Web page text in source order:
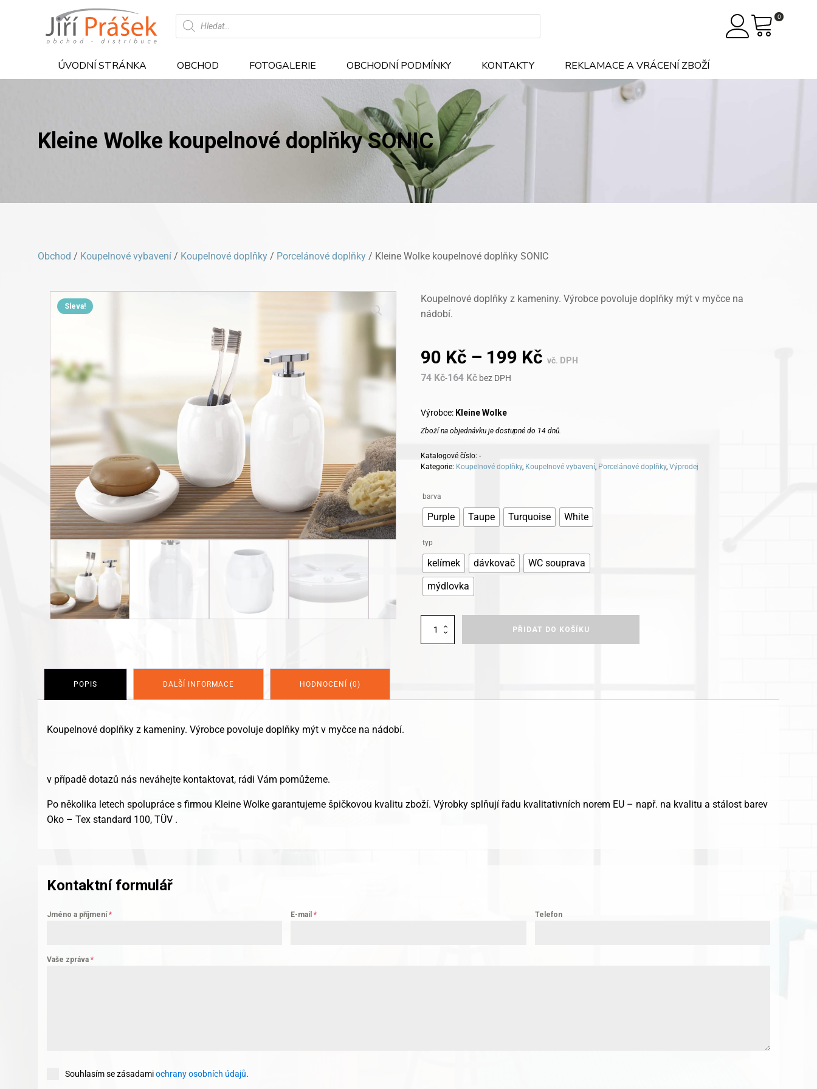
Products
search
0
ÚVODNÍ STRÁNKA OBCHOD FOTOGALERIE OBCHODNÍ PODMÍNKY KONTAKTY REKLAMACE A VRÁCENÍ ZBOŽÍ
Kleine Wolke koupelnové doplňky SONIC
Obchod / Koupelnové vybavení / Koupelnové doplňky / Porcelánové doplňky / Kleine Wolke koupelnové doplňky SONIC
Sleva!
Koupelnové doplňky z kameniny. Výrobce povoluje doplňky mýt v myčce na
nádobí.
90 Kč – 199 Kč vč. DPH
74 Kč-164 Kč bez DPH
Výrobce: Kleine Wolke
Zboží na objednávku je dostupné do 14 dnů.
Katalogové číslo: -
Kategorie: Koupelnové doplňky, Koupelnové vybavení, Porcelánové doplňky, Výprodej
barva
Purple Taupe Turquoise White
typ
kelímek dávkovač
WC souprava
mýdlovka
Kleine
PŘIDAT DO KOŠÍKU
POPIS DALŠÍ INFORMACE HODNOCENÍ (0)
Koupelnové doplňky z kameniny. Výrobce povoluje doplňky mýt v myčce na nádobí.
v případě dotazů nás neváhejte kontaktovat, rádi Vám pomůžeme.
Po několika letech spolupráce s firmou Kleine Wolke garantujeme špičkovou kvalitu zboží. Výrobky splňují řadu kvalitativních norem EU – např. na kvalitu a stálost barev
Oko – Tex standard 100, TÜV .
Kontaktní formulář
Jméno a příjmení * E-mail* Telefon
Vaše zpráva *
Souhlasím se zásadamiochrany osobních údajů.